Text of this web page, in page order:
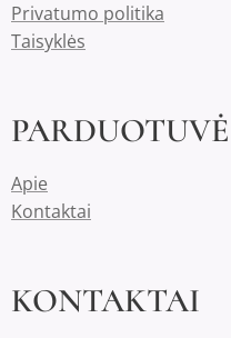
Privatumo politika
Taisyklės
PARDUOTUVĖ
Apie
Kontaktai
KONTAKTAI